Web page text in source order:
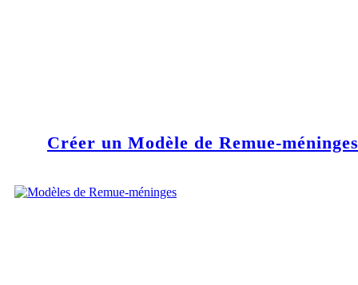
Créer un Modèle de Remue-méninges